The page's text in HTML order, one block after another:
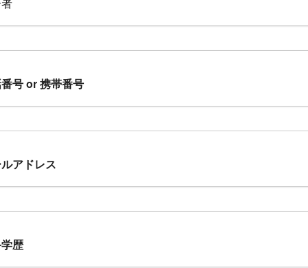
号 or 携帯番号
アドレス
歴